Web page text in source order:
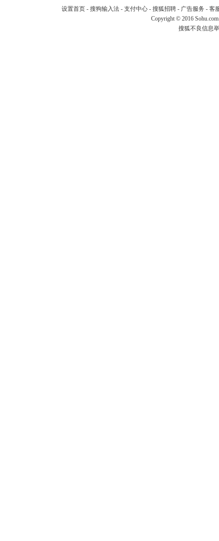
设置首页- 搜狗输入法- 支付中心- 搜狐招聘- 广告服务 - 客
Copyright © 2016
搜狐不良信息